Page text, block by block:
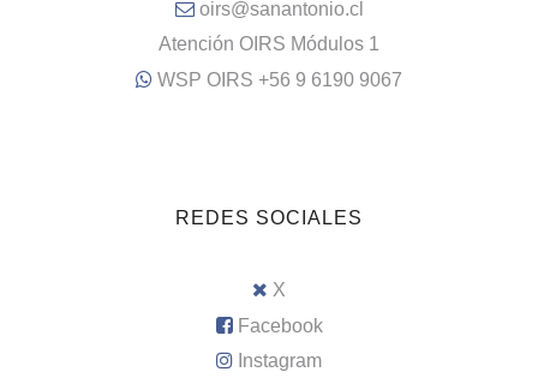
oirs@sanantonio.cl
Atención OIRS Módulos 1
WSP OIRS +56 9 6190 9067
REDES SOCIALES
X
Facebook
Instagram